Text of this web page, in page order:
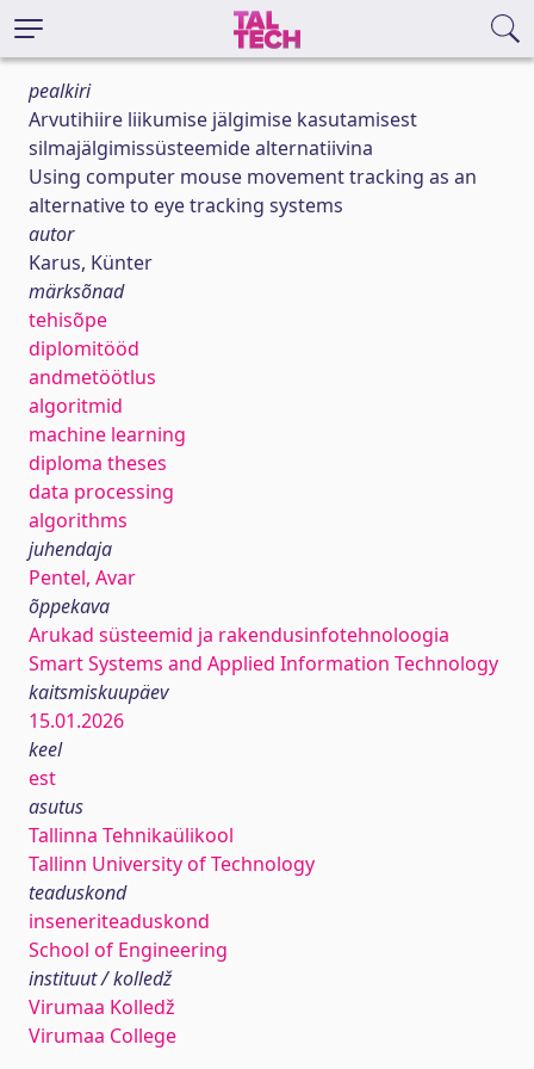
pealkiri
Arvutihiire liikumise jälgimise kasutamisest
silmajälgimissüsteemide alternatiivina
Using computer mouse movement tracking as an
alternative to eye tracking systems
autor
Karus, Künter
märksõnad
tehisõpe
diplomitööd
andmetöötlus
algoritmid
machine learning
diploma theses
data processing
algorithms
juhendaja
Pentel, Avar
õppekava
Arukad süsteemid ja rakendusinfotehnoloogia
Smart Systems and Applied Information Technology
kaitsmiskuupäev
15.01.2026
keel
est
asutus
Tallinna Tehnikaülikool
Tallinn University of Technology
teaduskond
inseneriteaduskond
School of Engineering
instituut / kolledž
Virumaa Kolledž
Virumaa College